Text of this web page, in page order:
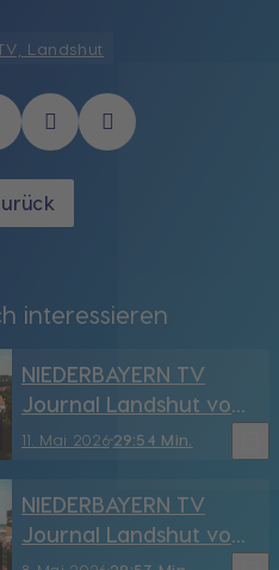
Landshut
interessieren
11. Mai 202629:54 Min.
NIEDERBAYERN TV
Journal Landshut vom
11.05.2026
NIEDERBAYERN TV
Journal Landshut vom
8.05.2026